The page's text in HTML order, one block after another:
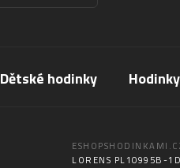
Dětské hodinky Hodinky
LORENS PL10995B-